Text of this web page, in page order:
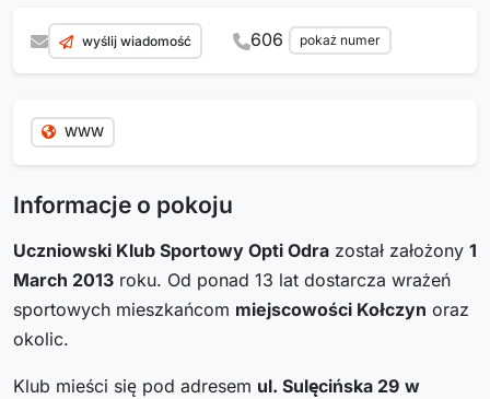
wyślij wiadomość 606 pokaż numer
WWW
Informacje o pokoju
Uczniowski Klub Sportowy Opti Odra został założony 1
March 2013 roku. Od ponad 13 lat dostarcza wrażeń
sportowych mieszkańcom miejscowości Kołczyn oraz
okolic.
Klub mieści się pod adresem ul. Sulęcińska 29 w